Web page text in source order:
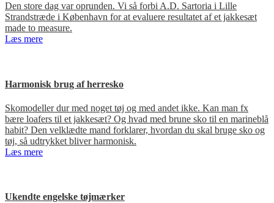
Den store dag var oprunden. Vi så forbi A.D. Sartoria i Lille
Strandstræde i København for at evaluere resultatet af et jakkesæt
made to measure.
Læs mere
Harmonisk brug af herresko
Skomodeller dur med noget tøj og med andet ikke. Kan man fx
bære loafers til et jakkesæt? Og hvad med brune sko til en marineblå
habit? Den velklædte mand forklarer, hvordan du skal bruge sko og
tøj, så udtrykket bliver harmonisk.
Læs mere
Ukendte engelske tøjmærker